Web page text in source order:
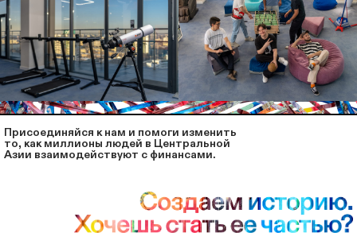
Присоединяйcя к нам и помоги изменить
то, как миллионы людей в Центральной
Азии взаимодействуют с финансами.